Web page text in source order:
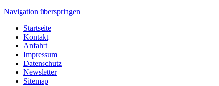
Navigation überspringen
Startseite
Kontakt
Anfahrt
Impressum
Datenschutz
Newsletter
Sitemap